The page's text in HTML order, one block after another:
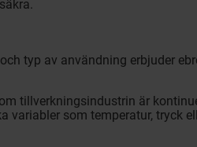
typ av användning erbjuder
tillverkningsindustrin är
variabler som temperatur, tryck